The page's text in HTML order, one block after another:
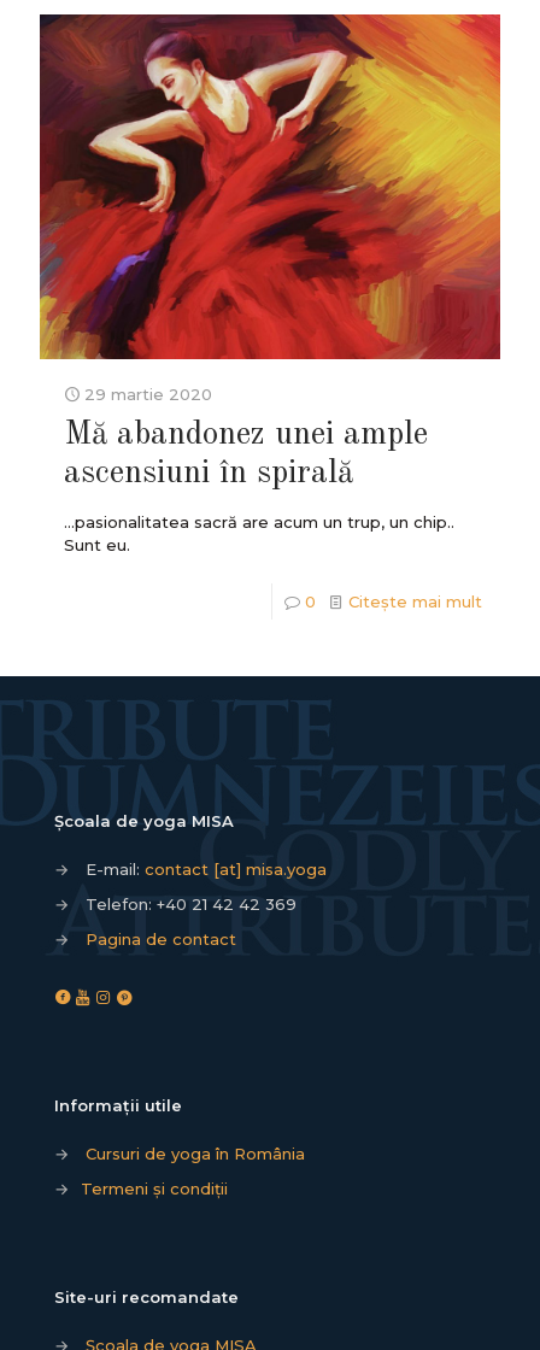
29 martie 2020
Mă abandonez unei ample
ascensiuni în spirală
...pasionalitatea sacră are acum un trup, un chip..
Sunt eu.
0 Citește mai mult
Școala de yoga MISA
→ E-mail: contact [at] misa.yoga
→
Telefon: +40 21 42 42 369
→
Pagina de contact
Informații utile
→
Cursuri de yoga în România
→
Termeni și condiții
Site-uri recomandate
→ Școala de yoga MISA